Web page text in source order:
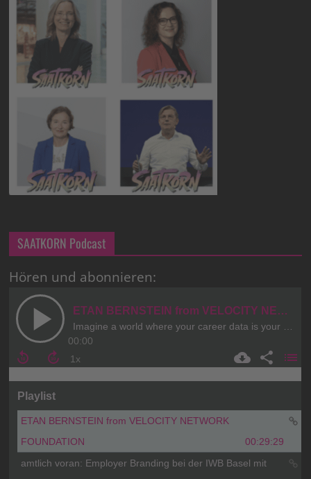
SAATKORN Podcast
Hören und abonnieren: